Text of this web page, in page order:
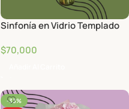
Sinfonía en Vidrio Templado
$70,000
-33%